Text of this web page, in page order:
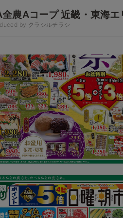
農Aコープ 近畿・東海エ
by クラシルチラシ